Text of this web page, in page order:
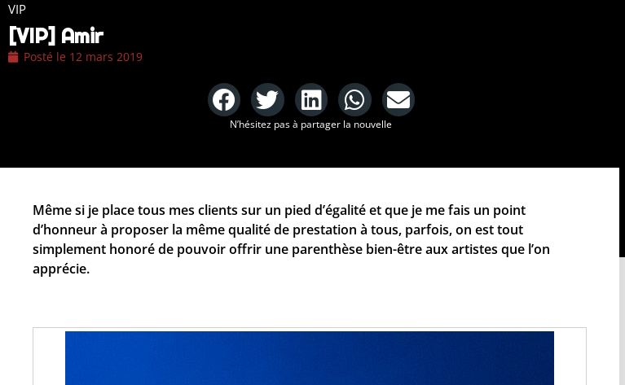
VIP
[VIP] Amir
Posté le 12 mars 2019
N’hésitez pas à partager la nouvelle
Même si je place tous mes clients sur un pied d’égalité et que je me fais un point
d’honneur à proposer la même qualité de prestation à tous, parfois, on est tout
simplement honoré de pouvoir offrir une parenthèse bien-être aux artistes que l’on
apprécie.